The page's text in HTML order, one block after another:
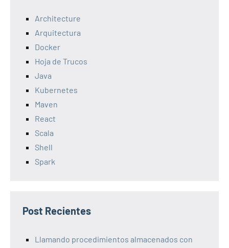
Architecture
Arquitectura
Docker
Hoja de Trucos
Java
Kubernetes
Maven
React
Scala
Shell
Spark
Post Recientes
Llamando procedimientos almacenados con